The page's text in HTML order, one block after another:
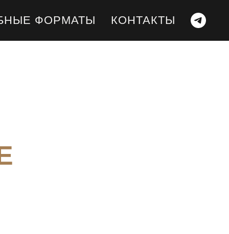
ФОРМАТЫ КОНТАКТЫ